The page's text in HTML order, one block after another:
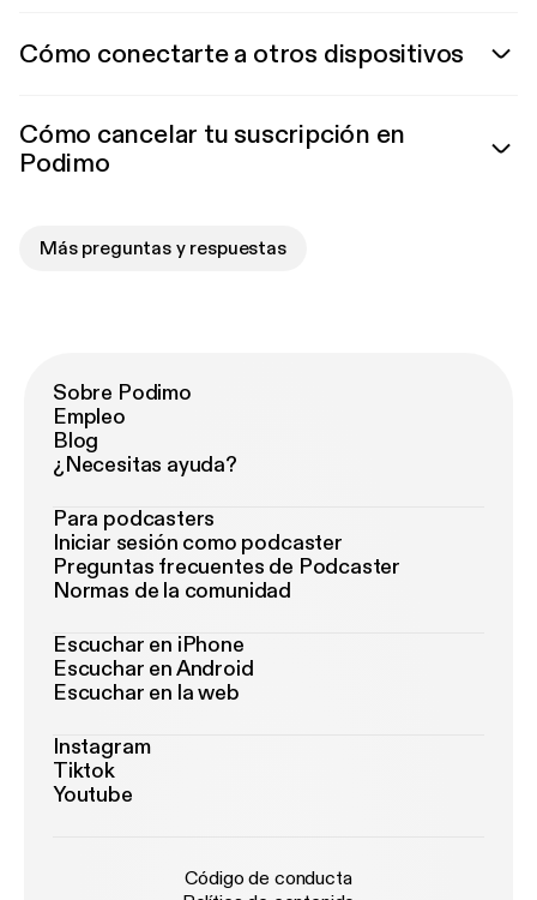
Cómo conectarte a otros dispositivos
Cómo cancelar tu suscripción en
Podimo
Más preguntas y respuestas
Sobre Podimo
Empleo
Blog
¿Necesitas ayuda?
Para podcasters
Iniciar sesión como podcaster
Preguntas frecuentes de Podcaster
Normas de la comunidad
Escuchar en iPhone
Escuchar en Android
Escuchar en la web
Instagram
Tiktok
Youtube
Código de conducta